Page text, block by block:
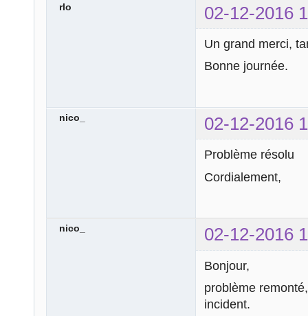
rlo 02-12-2016
Un grand merci,
Bonne journée.
nico_ 02-12-2016
Problème résolu
Cordialement,
nico_ 02-12-2016
Bonjour,
problème
incident.